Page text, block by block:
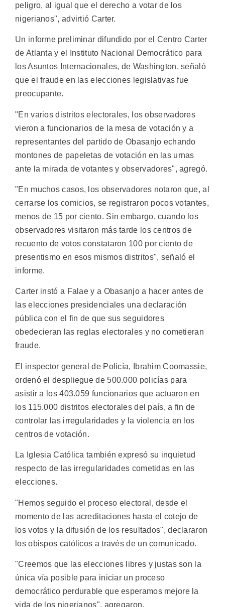
peligro, al igual que el derecho a votar de los
nigerianos", advirtió Carter.
Un informe preliminar difundido por el Centro Carter
de Atlanta y el Instituto Nacional Democrático para
los Asuntos Internacionales, de Washington, señaló
que el fraude en las elecciones legislativas fue
preocupante.
"En varios distritos electorales, los observadores
vieron a funcionarios de la mesa de votación y a
representantes del partido de Obasanjo echando
montones de papeletas de votación en las urnas
ante la mirada de votantes y observadores", agregó.
"En muchos casos, los observadores notaron que, al
cerrarse los comicios, se registraron pocos votantes,
menos de 15 por ciento. Sin embargo, cuando los
observadores visitaron más tarde los centros de
recuento de votos constataron 100 por ciento de
presentismo en esos mismos distritos", señaló el
informe.
Carter instó a Falae y a Obasanjo a hacer antes de
las elecciones presidenciales una declaración
pública con el fin de que sus seguidores
obedecieran las reglas electorales y no cometieran
fraude.
El inspector general de Policía, Ibrahim Coomassie,
ordenó el despliegue de 500.000 policías para
asistir a los 403.059 funcionarios que actuaron en
los 115.000 distritos electorales del país, a fin de
controlar las irregularidades y la violencia en los
centros de votación.
La Iglesia Católica también expresó su inquietud
respecto de las irregularidades cometidas en las
elecciones.
"Hemos seguido el proceso electoral, desde el
momento de las acreditaciones hasta el cotejo de
los votos y la difusión de los resultados", declararon
los obispos católicos a través de un comunicado.
"Creemos que las elecciones libres y justas son la
única vía posible para iniciar un proceso
democrático perdurable que esperamos mejore la
vida de los nigerianos", agregaron.